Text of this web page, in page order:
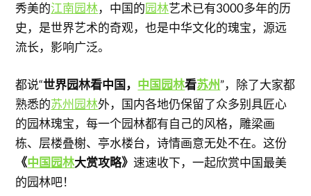
秀美的江南园林，中国的园林艺术已有3000多年的历
史，是世界艺术的奇观，也是中华文化的瑰宝，源远
流长，影响广泛。
都说“世界园林看中国， 中国园林看苏州”，除了大家都
熟悉的苏州园林外，国内各地仍保留了众多别具匠心
的园林瑰宝，每一个园林都有自己的风格，雕梁画
栋、层楼叠榭、亭水楼台，诗情画意无处不在。这份
《中国园林大赏攻略》速速收下，一起欣赏中国最美
的园林吧！